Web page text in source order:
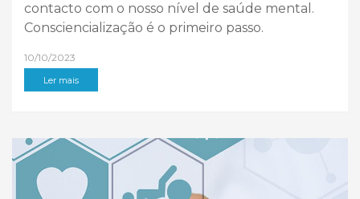
contacto com o nosso nível de saúde mental.
Consciencialização é o primeiro passo.
10/10/2023
Ler mais